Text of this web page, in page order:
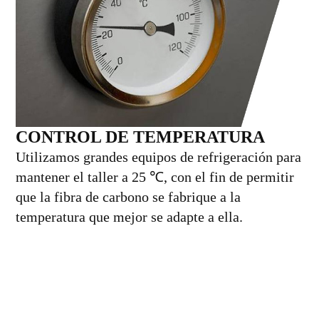
CONTROL DE TEMPERATURA
Utilizamos grandes equipos de refrigeración para
mantener el taller a 25 ℃, con el fin de permitir
que la fibra de carbono se fabrique a la
temperatura que mejor se adapte a ella.